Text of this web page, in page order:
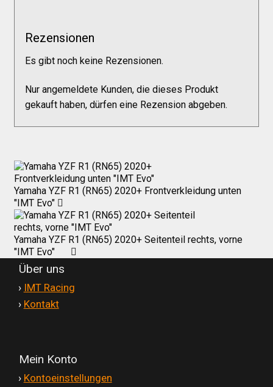
Rezensionen
Es gibt noch keine Rezensionen.
Nur angemeldete Kunden, die dieses Produkt
gekauft haben, dürfen eine Rezension abgeben.
Yamaha YZF R1 (RN65) 2020+ Frontverkleidung unten
"IMT Evo"
Yamaha YZF R1 (RN65) 2020+ Seitenteil rechts, vorne
"IMT Evo"
Über uns
› IMT Racing
› Kontakt
Mein Konto
› Kontoeinstellungen